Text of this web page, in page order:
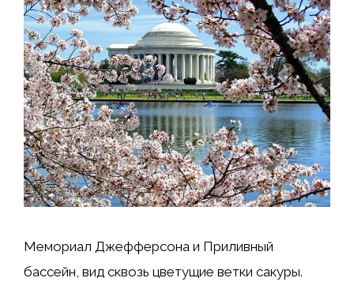
Мемориал Джефферсона и Приливный
бассейн, вид сквозь цветущие ветки сакуры.